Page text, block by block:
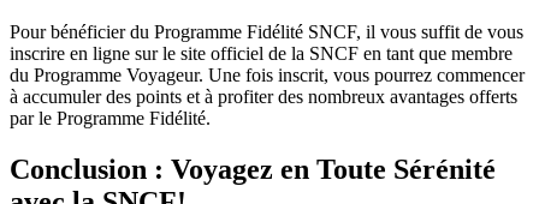
Pour bénéficier du Programme Fidélité SNCF, il vous suffit de vous
inscrire en ligne sur le site officiel de la SNCF en tant que membre
du Programme Voyageur. Une fois inscrit, vous pourrez commencer
à accumuler des points et à profiter des nombreux avantages offerts
par le Programme Fidélité.
Conclusion : Voyagez en Toute Sérénité